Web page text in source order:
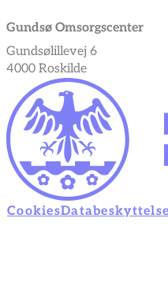
Gundsø Omsorgscenter
Gundsølillevej 6
4000 Roskilde
Cookies